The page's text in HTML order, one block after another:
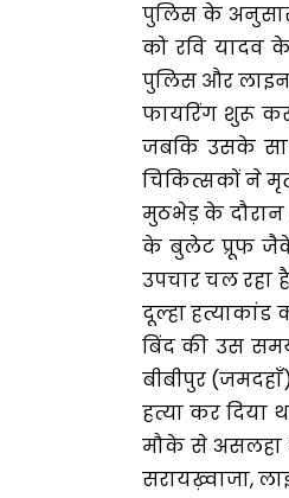
पुलिस के
को रवि यादव
पुलिस और लाइन
फायरिंग शुरू
जबकि उसके
चिकित्सकों ने
मुठभेड़ के दौरान
के बुलेट प्रूफ
उपचार चल रहा
दूल्हा
बिंद की उस
बीबीपुर
हत्या कर दिया
मौके से असलहा
सरायख़्वाजा,